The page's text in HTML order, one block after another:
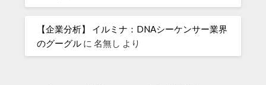
【企業分析】 イルミナ：DNAシーケンサー業界
のグーグル に名無し より